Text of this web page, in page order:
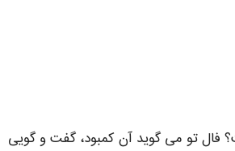
تو می‌ گوید آن کمبود، گفت‌ و گویی‌